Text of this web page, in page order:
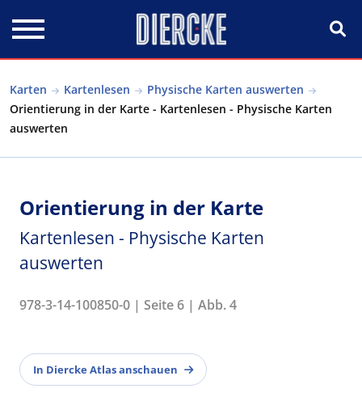
Karten Kartenlesen
Physische Karten auswerten
Orientierung in der Karte - Kartenlesen - Physische Karten
auswerten
Orientierung in der Karte
Kartenlesen - Physische Karten
auswerten
978-3-14-100850-0 | Seite 6 | Abb. 4
In Diercke Atlas anschauen